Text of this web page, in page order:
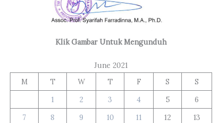
Klik Gambar Untuk Mengunduh
June 2021
M
T W T F S
S
1
2 3 4 5
6
7
8 9 10 11 12
13